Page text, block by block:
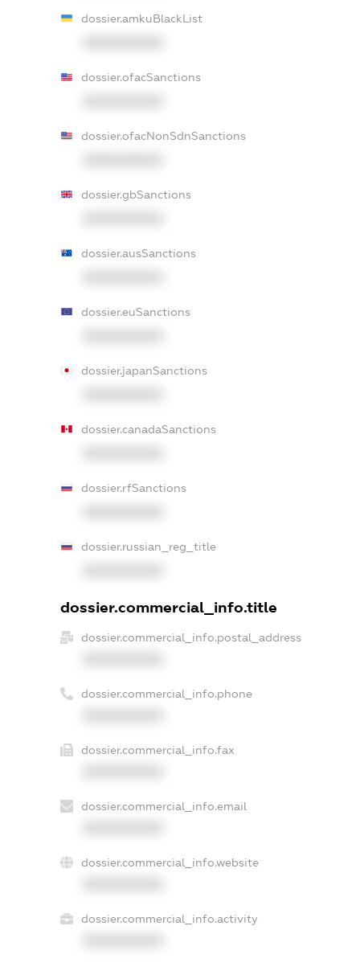
dossier.amkuBlackList
dossier.ofacSanctions
dossier.ofacNonSdnSanctions
dossier.gbSanctions
dossier.ausSanctions
dossier.euSanctions
dossier.japanSanctions
dossier.canadaSanctions
dossier.rfSanctions
dossier.russian_reg_title
dossier.commercial_info.title
dossier.commercial_info.postal_address
dossier.commercial_info.phone
dossier.commercial_info.fax
dossier.commercial_info.email
dossier.commercial_info.website
dossier.commercial_info.activity